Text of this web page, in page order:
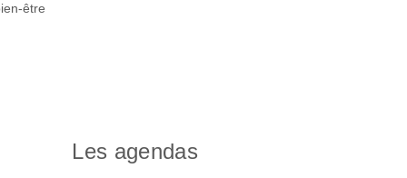
être
Les agendas